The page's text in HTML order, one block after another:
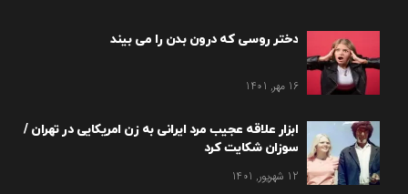
دختر روسی که درون بدن را می بیند
16 مهر, 1401
ابزار علاقه عجیب مرد ایرانی به زن امریکایی در تهران /
سوزان شکایت کرد
12 شهریور, 1401